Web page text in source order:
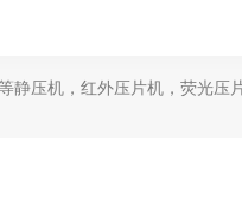
机，红外压片机，荧光压片机，冷热